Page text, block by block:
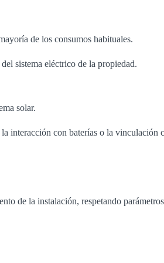
de los consumos habituales.
sistema eléctrico de la propiedad.
solar.
interacción con baterías o la vinculación
de la instalación, respetando